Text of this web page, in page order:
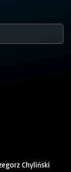
Chyliński